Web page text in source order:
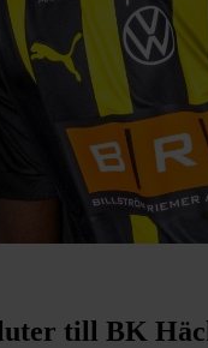
till BK